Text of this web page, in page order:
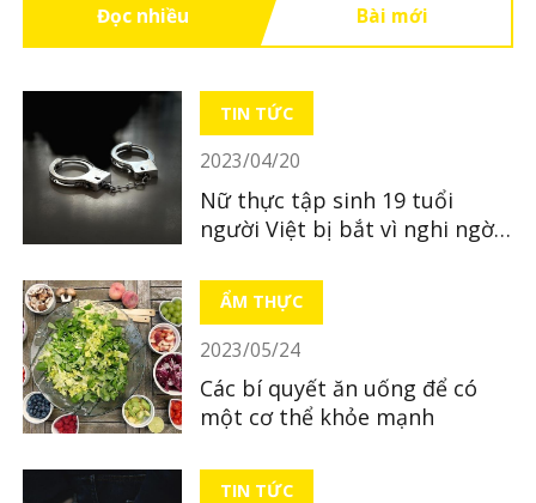
Đọc nhiều Bài mới
TIN TỨC
2023/04/20
Nữ thực tập sinh 19 tuổi
người Việt bị bắt vì nghi ngờ
ẨM THỰC
2023/05/24
Các bí quyết ăn uống để có
một cơ thể khỏe mạnh
TIN TỨC